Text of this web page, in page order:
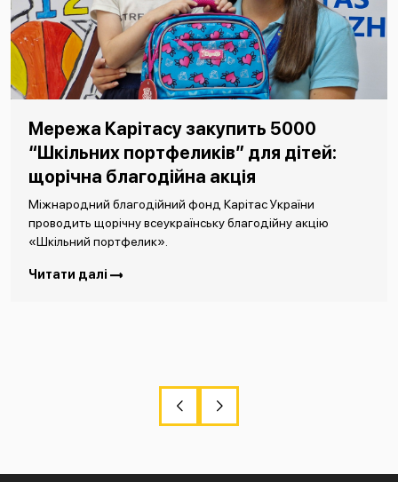
Мережа Карітасу закупить 5000
“Шкільних портфеликів” для дітей:
щорічна благодійна акція
Міжнародний благодійний фонд Карітас України
проводить щорічну всеукраїнську благодійну акцію
«Шкільний портфелик».
Читати далі